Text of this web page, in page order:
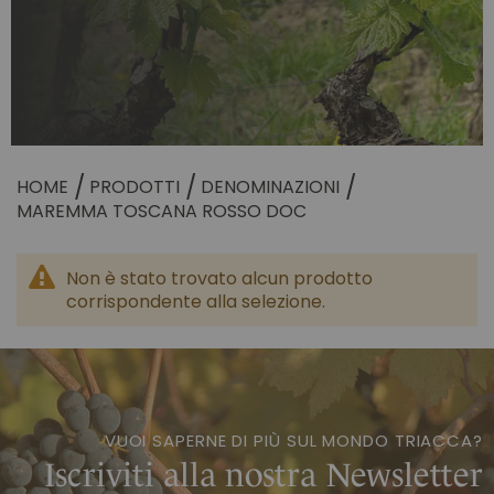
Montepulciano
ALTRI MARCHI
TUTTI I PRODOTTI
DISTILLATI
OLI
TUTTI I PRODOTTI
TENUTA LA GATTA
TENUTA LA MADONNINA
HOME PRODOTTI
DENOMINAZIONI
MAREMMA TOSCANA ROSSO DOC
Non è stato trovato alcun prodotto
corrispondente alla selezione.
VUOI SAPERNE DI PIÙ SUL MONDO TRIACCA?
Iscriviti alla nostra Newsletter